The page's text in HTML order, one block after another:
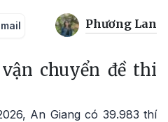
Phương Lan
chuyển đề thi
An Giang có 39.983 thí